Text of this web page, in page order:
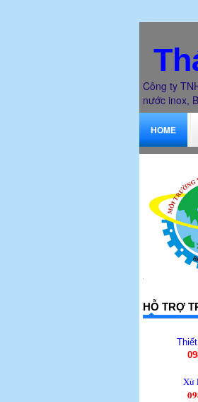
Công ty
nước inox,
HOME
HỖ TRỢ
Xử